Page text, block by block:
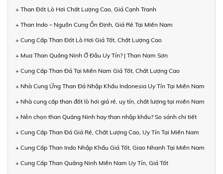
+ Than Đốt Lò Hơi Chất Lượng Cao, Giá Cạnh Tranh
+ Than Indo – Nguồn Cung Ổn Định, Giá Rẻ Tại Miền Nam
+ Cung Cấp Than Đốt Lò Hơi Giá Tốt, Chất Lượng Cao
+ Mua Than Quảng Ninh Ở Đâu Uy Tín? | Than Nam Sơn
+ Cung Cấp Than Đá Tại Miền Nam Giá Tốt, Chất Lượng Cao
+ Nhà Cung Ứng Than Đá Nhập Khẩu Indonesia Uy Tín Tại Miền Nam
+ Nhà cung cấp than đốt lò hơi giá rẻ, uy tín, chất lượng tại miền Nam
+ Nên chọn than Quảng Ninh hay than nhập khẩu? So sánh chi tiết
+ Cung Cấp Than Đá Giá Rẻ, Chất Lượng Cao, Uy Tín Tại Miền Nam
+ Cung Cấp Than Indo Nhập Khẩu Giá Tốt, Giao Nhanh Tại Miền Nam
+ Cung Cấp Than Quảng Ninh Miền Nam Uy Tín, Giá Tốt